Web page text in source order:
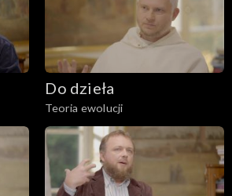
Do dzieła
Teoria ewolucji